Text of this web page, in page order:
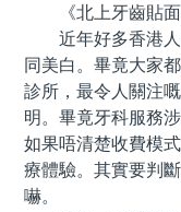
《北上牙齒貼面
近年好多香港人
同美白。畢竟大家
診所，最令人關注
明。畢竟牙科服務
如果唔清楚收費模
療體驗。其實要判
嚇。